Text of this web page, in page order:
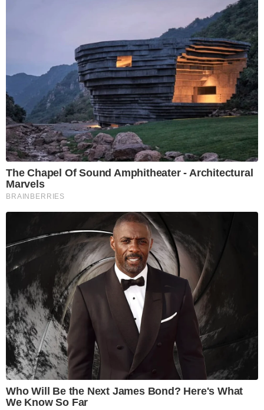
The Chapel Of Sound Amphitheater - Architectural
Marvels
BRAINBERRIES
Who Will Be the Next James Bond? Here's What
We Know So Far